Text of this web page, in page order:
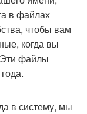
в файлах
чтобы вам
когда вы
Эти файлы
в систему, мы